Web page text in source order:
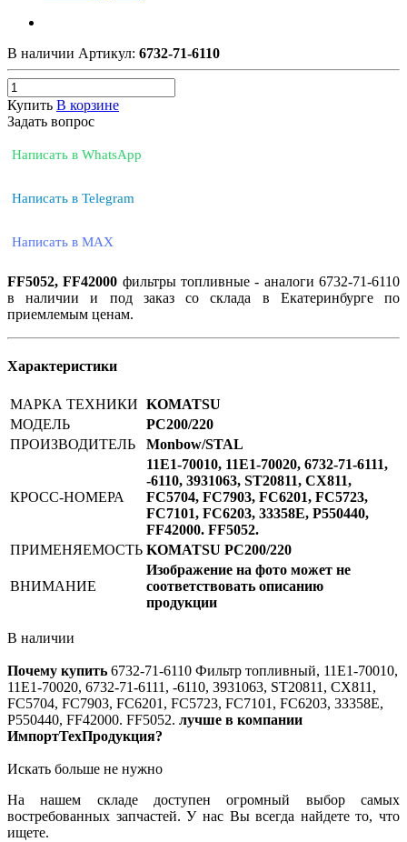
В наличии Артикул: 6732-71-6110
Купить В корзине
Задать вопрос
Написать в WhatsApp
Написать в Telegram
Написать в MAX
FF5052, FF42000 фильтры топливные - аналоги 6732-71-6110
в наличии и под заказ со склада в Екатеринбурге по
приемлемым ценам.
Характеристики
МАРКА ТЕХНИКИ KOMATSU
МОДЕЛЬ
РС200/220
ПРОИЗВОДИТЕЛЬ
Monbow/STAL
КРОСС-НОМЕРА
11E1-70010, 11E1-70020, 6732-71-6111,
-6110, 3931063, ST20811, CX811,
FC5704, FC7903, FC6201, FC5723,
FC7101, FC6203, 33358E, P550440,
FF42000. FF5052.
ПРИМЕНЯЕМОСТЬ KOMATSU РС200/220
ВНИМАНИЕ
Изображение на фото может не
соответствовать описанию
продукции
В наличии
Почему купить 6732-71-6110 Фильтр топливный, 11E1-70010,
11E1-70020, 6732-71-6111, -6110, 3931063, ST20811, CX811,
FC5704, FC7903, FC6201, FC5723, FC7101, FC6203, 33358E,
P550440, FF42000. FF5052. лучше в компании
ИмпортТехПродукция?
Искать больше не нужно
На нашем складе доступен огромный выбор самых
востребованных запчастей. У нас Вы всегда найдете то, что
ищете.